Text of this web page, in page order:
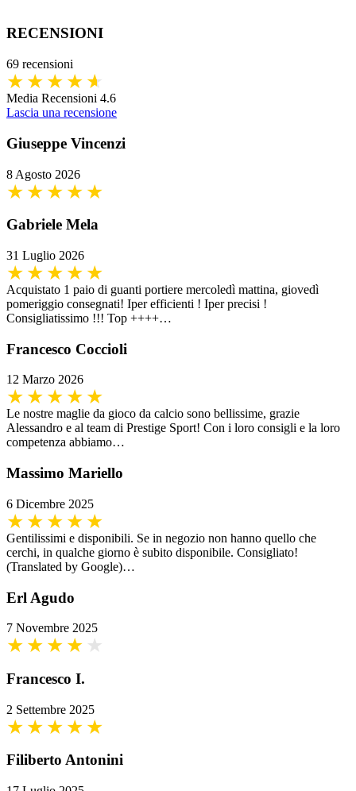
RECENSIONI
69 recensioni
Media Recensioni 4.6
Lascia una recensione
Giuseppe Vincenzi
8 Agosto 2026
Gabriele Mela
31 Luglio 2026
Acquistato 1 paio di guanti portiere mercoledì mattina, giovedì
pomeriggio consegnati! Iper efficienti ! Iper precisi !
Consigliatissimo !!! Top ++++…
Francesco Coccioli
12 Marzo 2026
Le nostre maglie da gioco da calcio sono bellissime, grazie
Alessandro e al team di Prestige Sport! Con i loro consigli e la loro
competenza abbiamo…
Massimo Mariello
6 Dicembre 2025
Gentilissimi e disponibili. Se in negozio non hanno quello che
cerchi, in qualche giorno è subito disponibile. Consigliato!
(Translated by Google)…
Erl Agudo
7 Novembre 2025
Francesco I.
2 Settembre 2025
Filiberto Antonini